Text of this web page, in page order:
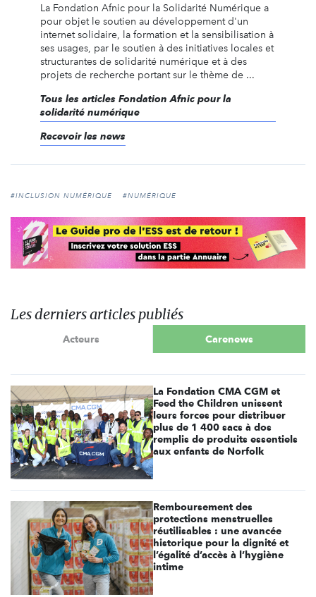
La Fondation Afnic pour la Solidarité Numérique a
pour objet le soutien au développement d'un
internet solidaire, la formation et la sensibilisation à
ses usages, par le soutien à des initiatives locales et
structurantes de solidarité numérique et à des
projets de recherche portant sur le thème de ...
Tous les articles Fondation Afnic pour la
solidarité numérique
Recevoir les news
#INCLUSION NUMÉRIQUE #NUMÉRIQUE
Les derniers articles publiés
Acteurs Carenews
La Fondation CMA CGM et
Feed the Children unissent
leurs forces pour distribuer
plus de 1 400 sacs à dos
remplis de produits essentiels
aux enfants de Norfolk
Remboursement des
protections menstruelles
réutilisables : une avancée
historique pour la dignité et
l’égalité d’accès à l’hygiène
intime